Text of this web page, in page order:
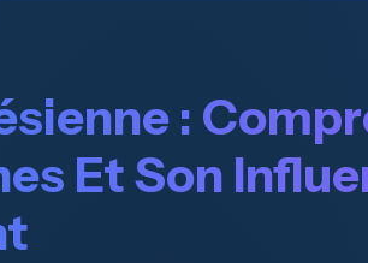
:
Et Son